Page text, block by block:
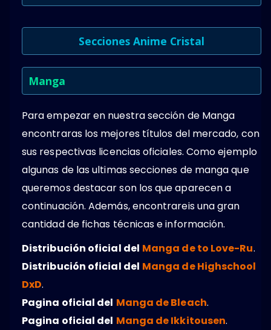
Secciones Anime Cristal
Manga
Para empezar en nuestra sección de Manga
encontraras los mejores títulos del mercado, con
sus respectivas licencias oficiales. Como ejemplo
algunas de las ultimas secciones de manga que
queremos destacar son los que aparecen a
continuación. Además, encontrareis una gran
cantidad de fichas técnicas e información.
Distribución oficial del Manga de to Love-Ru.
Distribución oficial del Manga de Highschool
DxD.
Pagina oficial del Manga de Bleach.
Pagina oficial del Manga de Ikkitousen.